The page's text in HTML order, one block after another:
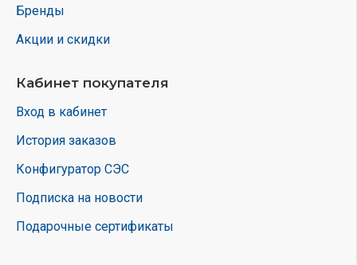
Бренды
Акции и скидки
Кабинет покупателя
Вход в кабинет
История заказов
Конфигуратор СЭС
Подписка на новости
Подарочные сертификаты